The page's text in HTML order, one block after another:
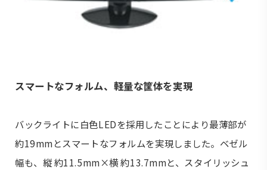
スマートなフォルム、軽量な筐体を実現
バックライトに白色LEDを採用したことにより最薄部が
約19mmとスマートなフォルムを実現しました。ベゼル
幅も、縦 約11.5mm×横 約13.7mmと、スタイリッシュ